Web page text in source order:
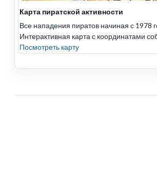
Карта пиратской активности
Все нападения пиратов начиная с 1978
Интерактивная карта с координатами
Посмотреть карту